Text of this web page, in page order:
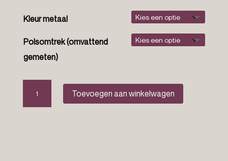
Kleur metaal
Polsomtrek (omvattend
gemeten)
armband
“Yara”
Toevoegen aan winkelwagen